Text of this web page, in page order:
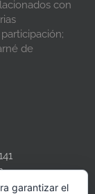
con
de
garantizar el